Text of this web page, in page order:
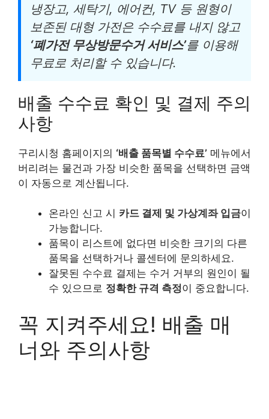
냉장고, 세탁기, 에어컨, TV 등 원형이
보존된 대형 가전은 수수료를 내지 않고
‘폐가전 무상방문수거 서비스’를 이용해
무료로 처리할 수 있습니다.
배출 수수료 확인 및 결제 주의
사항
구리시청 홈페이지의 ‘배출 품목별 수수료’ 메뉴에서
버리려는 물건과 가장 비슷한 품목을 선택하면 금액
이 자동으로 계산됩니다.
온라인 신고 시 카드 결제 및 가상계좌 입금이
가능합니다.
품목이 리스트에 없다면 비슷한 크기의 다른
품목을 선택하거나 콜센터에 문의하세요.
잘못된 수수료 결제는 수거 거부의 원인이 될
수 있으므로 정확한 규격 측정이 중요합니다.
꼭 지켜주세요! 배출 매
너와 주의사항